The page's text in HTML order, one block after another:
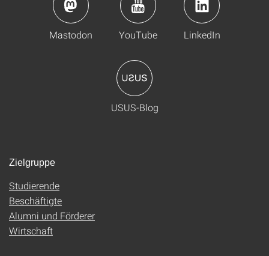
Mastodon YouTube LinkedIn
USUS-Blog
Zielgruppe
Studierende
Beschäftigte
Alumni und Förderer
Wirtschaft